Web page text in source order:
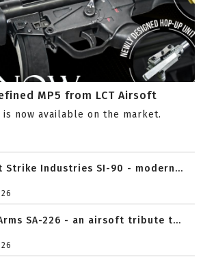
MP5 from LCT Airsoft
now available on the market.
Strike Industries SI-90 - modern...
SA-226 - an airsoft tribute t...